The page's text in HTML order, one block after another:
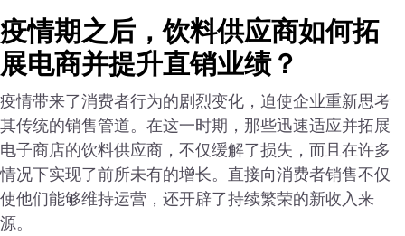
疫情期之后，饮料供应商如何拓
展电商并提升直销业绩？
疫情带来了消费者行为的剧烈变化，迫使企业重新思考
其传统的销售管道。在这一时期，那些迅速适应并拓展
电子商店的饮料供应商，不仅缓解了损失，而且在许多
情况下实现了前所未有的增长。直接向消费者销售不仅
使他们能够维持运营，还开辟了持续繁荣的新收入来
源。